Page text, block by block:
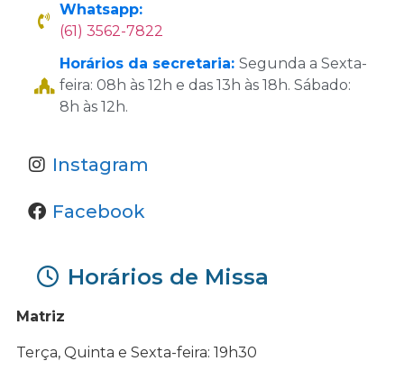
Whatsapp:
(61) 3562-7822
Horários da secretaria: Segunda a Sexta-
feira: 08h às 12h e das 13h às 18h. Sábado:
8h às 12h.
Instagram
Facebook
Horários de Missa
Matriz
Terça, Quinta e Sexta-feira: 19h30